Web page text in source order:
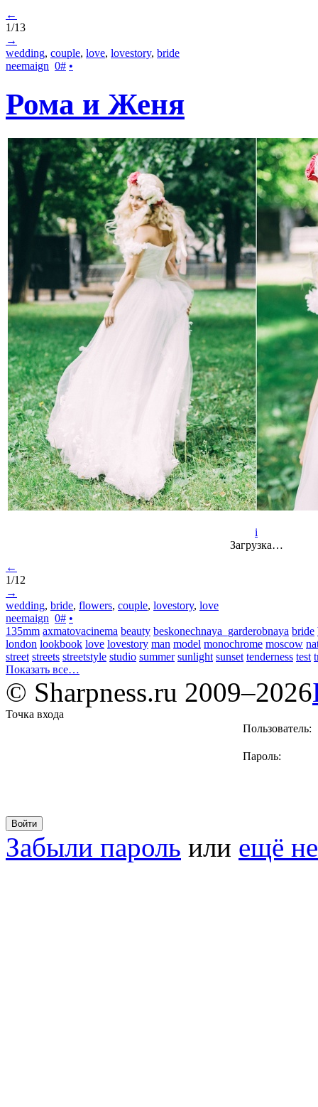
←
1/13
→
wedding, couple, love, lovestory, bride
neemaign 0# •
Рома и Женя
i
Загрузка…
←
1/12
→
wedding, bride, flowers, couple, lovestory, love
neemaign 0# •
135mm axmatovacinema beauty beskonechnaya_garderobnaya bride
london lookbook love lovestory man model monochrome moscow
street streets streetstyle studio summer sunlight sunset tenderness test
Показать все…
© Sharpness.ru 2009–2026
Точка входа
Пользователь:
Пароль:
Забыли пароль или ещё